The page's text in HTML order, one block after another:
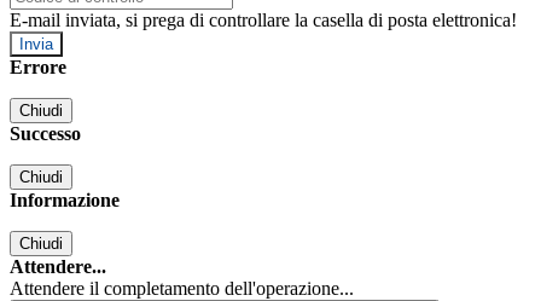
E-mail inviata, si prega di controllare la casella di posta elettronica!
Errore
Chiudi
Successo
Chiudi
Informazione
Chiudi
Attendere...
Attendere il completamento dell'operazione...